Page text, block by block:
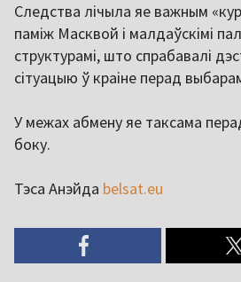
Следства лічыла яе важным
паміж Масквой і малдаўскімі
структурамі, што спрабавалі
сітуацыю ў краіне перад
У межах абмену яе таксама
боку.
Тэса Анэйда belsat.eu